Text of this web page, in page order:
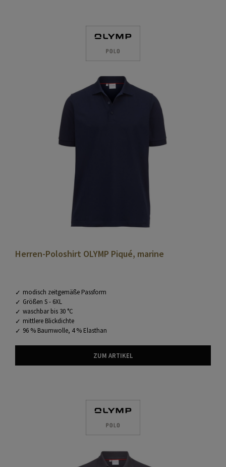
Herren-Poloshirt OLYMP Piqué, marine
modisch zeitgemäße Passform
Größen S - 6XL
waschbar bis 30 °C
mittlere Blickdichte
96 % Baumwolle, 4 % Elasthan
ZUM ARTIKEL